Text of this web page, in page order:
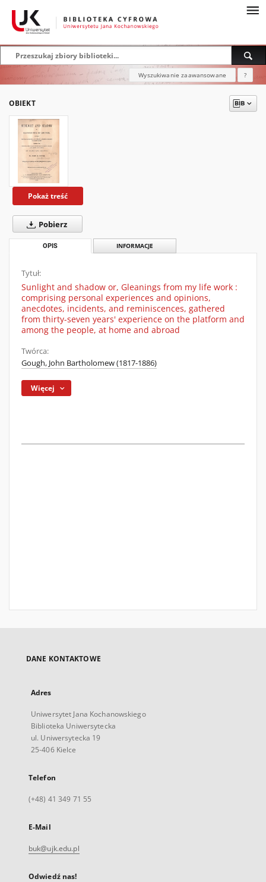
Wyszukiwanie zaawansowane ?
OBIEKT
Pokaż treść
Pobierz
OPIS INFORMACJE
Tytuł:
Sunlight and shadow or, Gleanings from my life work :
comprising personal experiences and opinions,
anecdotes, incidents, and reminiscences, gathered
from thirty-seven years' experience on the platform and
among the people, at home and abroad
Twórca:
Gough, John Bartholomew (1817-1886)
Więcej
DANE KONTAKTOWE
Adres
Uniwersytet Jana Kochanowskiego
Biblioteka Uniwersytecka
ul. Uniwersytecka 19
25-406 Kielce
Telefon
(+48) 41 349 71 55
E-Mail
buk@ujk.edu.pl
Odwiedź nas!